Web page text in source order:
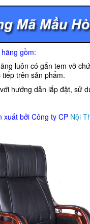
gồm:
luôn có gắn tem vỡ
trên sản phẩm.
hướng dẫn lắp đặt, sử
xuất bởi Công ty CP Nội